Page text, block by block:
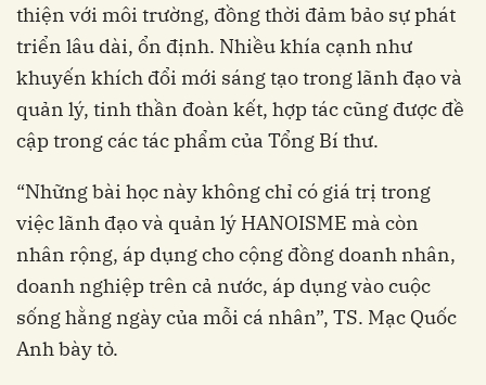
thiện với môi trường, đồng thời đảm bảo sự phát
triển lâu dài, ổn định. Nhiều khía cạnh như
khuyến khích đổi mới sáng tạo trong lãnh đạo và
quản lý, tinh thần đoàn kết, hợp tác cũng được đề
cập trong các tác phẩm của Tổng Bí thư.
“Những bài học này không chỉ có giá trị trong
việc lãnh đạo và quản lý HANOISME mà còn
nhân rộng, áp dụng cho cộng đồng doanh nhân,
doanh nghiệp trên cả nước, áp dụng vào cuộc
sống hằng ngày của mỗi cá nhân”, TS. Mạc Quốc
Anh bày tỏ.